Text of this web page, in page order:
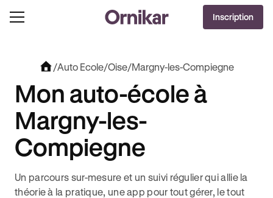
OFFRE EXCLUSIVE
JUSQU’À 170€ OFFERTS AVEC
J'EN PROFITE !
Inscription
/Auto Ecole/Oise/Margny-les-Compiegne
Mon auto-école à
Margny-les-
Compiegne
Un parcours sur-mesure et un suivi régulier qui allie la
théorie à la pratique, une app pour tout gérer, le tout